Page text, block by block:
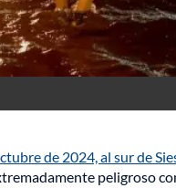
de 2024, al sur de
peligroso